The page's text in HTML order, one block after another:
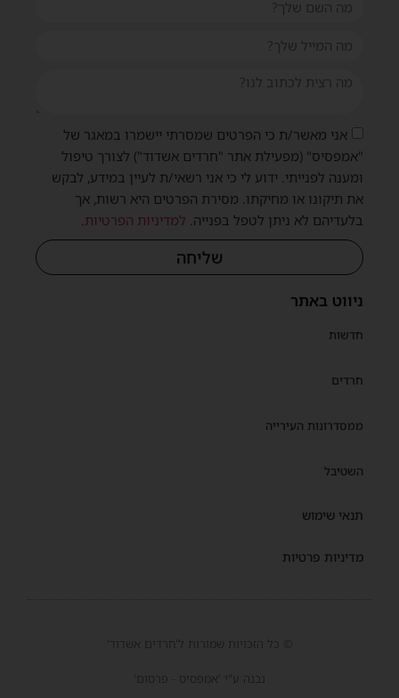
ניווט באתר
חדשות
חרדים
ממסדרונות העירייה
השטיבל
תנאי שימוש
מדיניות פרטיות
אני מאשר/ת כי הפרטים שמסרתי יישמרו במאגר של
"אמפסיס" (מפעילת אתר "חרדים אשדוד") לצורך טיפול
ומענה לפנייתי. ידוע לי כי אני רשאי/ת לעיין במידע, לבקש
את תיקונו או מחיקתו. מסירת הפרטים היא רשות, אך
בלעדיהם לא ניתן לטפל בפנייה. למדיניות הפרטיות.
שליחה
© כל הזכויות שמורות ל'חרדים אשדוד'
נבנה ע"י 'אמפסיס - פרסום'